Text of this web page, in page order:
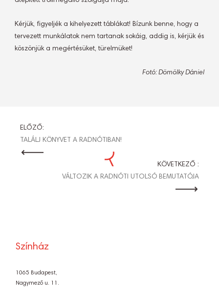
Kérjük, figyeljék a kihelyezett táblákat! Bízunk benne, hogy a
tervezett munkálatok nem tartanak sokáig, addig is, kérjük és
köszönjük a megértésüket, türelmüket!
Fotó: Dömölky Dániel
BEJEGYZÉS
NAVIGÁCIÓ
ELŐZŐ:
TALÁLJ KÖNYVET A RADNÓTIBAN!
KÖVETKEZŐ :
VÁLTOZIK A RADNÓTI UTOLSÓ BEMUTATÓJA
Színház
1065 Budapest,
Nagymező u. 11.